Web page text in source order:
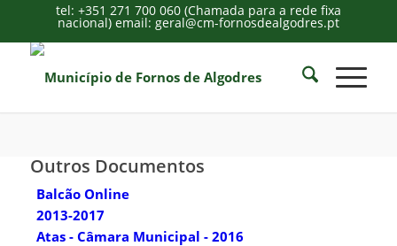
tel: +351 271 700 060 (Chamada para a rede fixa
nacional) email: geral@cm-fornosdealgodres.pt
Outros Documentos
Balcão Online
2013-2017
Atas - Câmara Municipal - 2016